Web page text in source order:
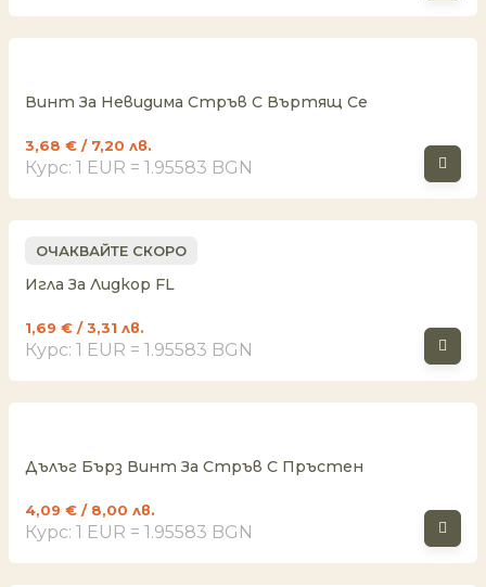
Винт За Невидима Стръв С Въртящ Се
3,68 € / 7,20 лв.
Курс: 1 EUR = 1.95583 BGN
ОЧАКВАЙТЕ СКОРО
Игла За Лидкор FL
1,69 € / 3,31 лв.
Курс: 1 EUR = 1.95583 BGN
Дълъг Бърз Винт За Стръв С Пръстен
4,09 € / 8,00 лв.
Курс: 1 EUR = 1.95583 BGN